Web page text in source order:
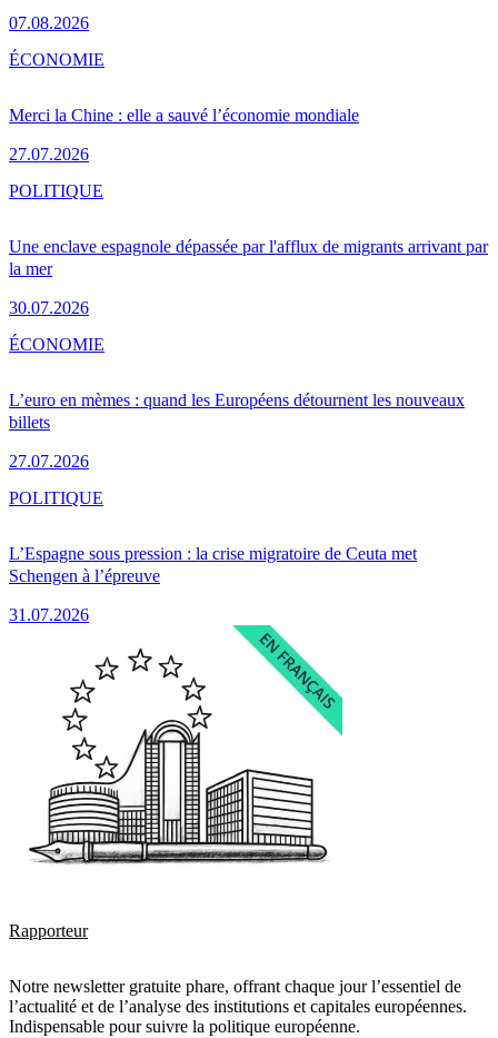
07.08.2026
Merci la Chine : elle a sauvé l’économie mondiale
27.07.2026
ÉCONOMIE
Une enclave espagnole dépassée par l'afflux de migrants arrivant par
la mer
30.07.2026
POLITIQUE
L’euro en mèmes : quand les Européens détournent les nouveaux
billets
27.07.2026
ÉCONOMIE
L’Espagne sous pression : la crise migratoire de Ceuta met
Schengen à l’épreuve
31.07.2026
POLITIQUE
Rapporteur
Notre newsletter gratuite phare, offrant chaque jour l’essentiel de
l’actualité et de l’analyse des institutions et capitales européennes.
Indispensable pour suivre la politique européenne.